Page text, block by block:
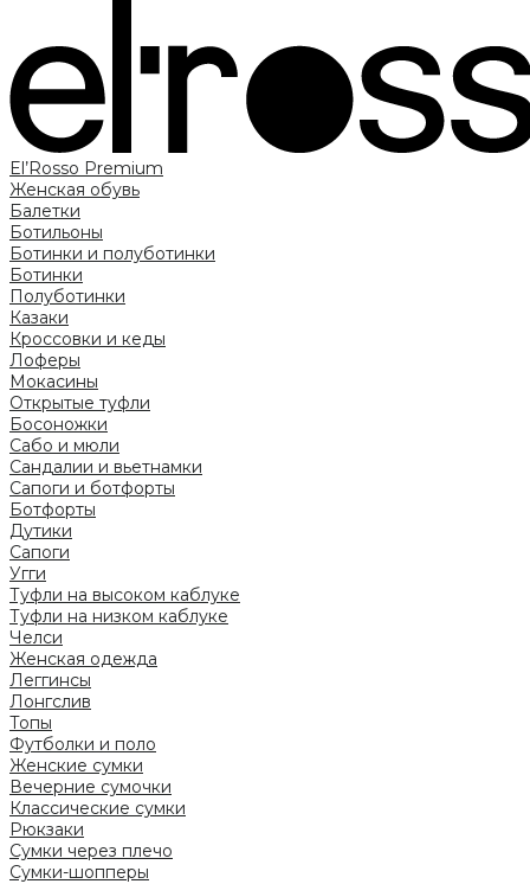
El’Rosso Premium
Женская обувь
Балетки
Ботильоны
Ботинки и полуботинки
Ботинки
Полуботинки
Казаки
Кроссовки и кеды
Лоферы
Мокасины
Открытые туфли
Босоножки
Сабо и мюли
Сандалии и вьетнамки
Сапоги и ботфорты
Ботфорты
Дутики
Сапоги
Угги
Туфли на высоком каблуке
Туфли на низком каблуке
Челси
Женская одежда
Леггинсы
Лонгслив
Топы
Футболки и поло
Женские сумки
Вечерние сумочки
Классические сумки
Рюкзаки
Сумки через плечо
Сумки-шопперы